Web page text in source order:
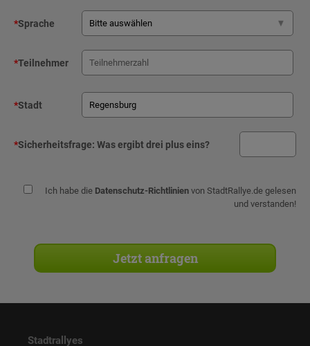
*Sprache
*Teilnehmer
*Stadt
*Sicherheitsfrage: Was ergibt drei plus eins?
Ich habe die Datenschutz-Richtlinien von StadtRallye.de gelesen
und verstanden!
Stadtrallyes